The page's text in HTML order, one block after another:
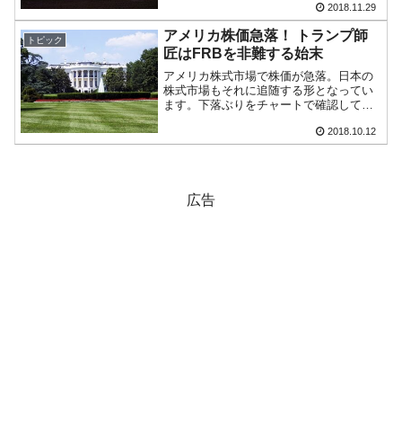
議長は、The economy has been
expanding ...
2018.11.29
トピック
アメリカ株価急落！ トランプ師
匠はFRBを非難する始末
アメリカ株式市場で株価が急落。日本の
株式市場もそれに追随する形となってい
ます。下落ぶりをチャートで確認してみ
用)。まずは『S＆P500』です。次に『ダ
ウ工業株30種平均指数』(Dow Jones...
2018.10.12
広告